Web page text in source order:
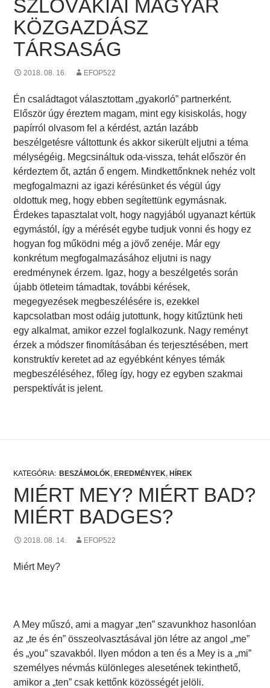
SZLOVÁKIAI MAGYAR
KÖZGAZDÁSZ
TÁRSASÁG
2018. 08. 16. EFOP522
Én családtagot választottam „gyakorló” partnerként.
Először úgy éreztem magam, mint egy kisiskolás, hogy
papírról olvasom fel a kérdést, aztán lazább
beszélgetésre váltottunk és akkor sikerült eljutni a téma
mélységéig. Megcsináltuk oda-vissza, tehát először én
kérdeztem őt, aztán ő engem. Mindkettőnknek nehéz volt
megfogalmazni az igazi kérésünket és végül úgy
oldottuk meg, hogy ebben segítettünk egymásnak.
Érdekes tapasztalat volt, hogy nagyjából ugyanazt kértük
egymástól, így a mérését egybe tudjuk vonni és hogy ez
hogyan fog működni még a jövő zenéje. Már egy
konkrétum megfogalmazásához eljutni is nagy
eredménynek érzem. Igaz, hogy a beszélgetés során
újabb ötleteim támadtak, további kérések,
megegyezések megbeszélésére is, ezekkel
kapcsolatban most odáig jutottunk, hogy kitűztünk heti
egy alkalmat, amikor ezzel foglalkozunk. Nagy reményt
érzek a módszer finomításában és terjesztésében, mert
konstruktív keretet ad az egyébként kényes témák
megbeszéléséhez, főleg így, hogy ez egyben szakmai
perspektívát is jelent.
BESZÁMOLÓK, EREDMÉNYEK, HÍREK
MIÉRT MEY? MIÉRT BAD?
MIÉRT BADGES?
2018. 08. 14. EFOP522
Miért Mey?
A Mey műszó, ami a magyar „ten” szavunkhoz hasonlóan
az „te és én” összeolvasztásával jön létre az angol „me”
és „you” szavakból. Ilyen módon a ten és a Mey is a „mi”
személyes névmás különleges alesetének tekinthető,
amikor a „ten” csak kettőnk közösségét jelöli.